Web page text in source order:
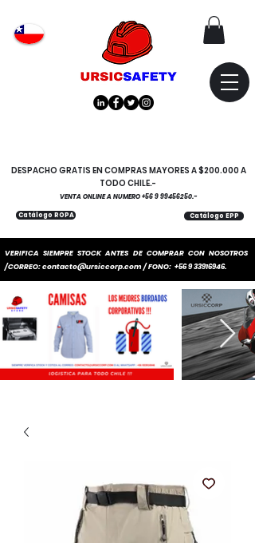
VERIFICA SIEMPRE STOCK ANTES DE COMPRAR CON NOSOTROS
/CORREO:contacto@ursiccorp.com/ FONO: +56 9 33916946.
Catálogo EPP
Catálogo ROPA
DESPACHO GRATIS EN COMPRAS MAYORES A $200.000 A
TODO CHILE.-
VENTA ONLINE A NUMERO+56 9 99456250.-